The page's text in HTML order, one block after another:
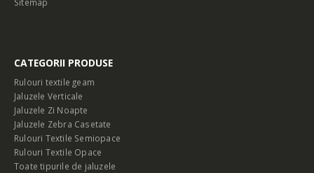
CATEGORII PRODUSE
Rulouri textile geam
Jaluzele Verticale
Jaluzele Zi Noapte
Jaluzele Zebra Casetate
Rulouri Textile Semiopace
Rulouri Textile Opace
Toate tipurile de jaluzele